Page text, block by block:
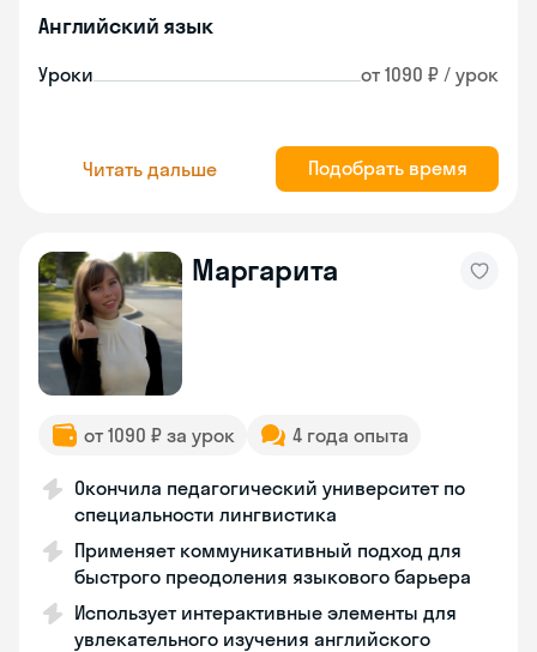
Английский язык
Уроки от 1090 ₽ / урок
Читать дальше Подобрать время
Маргарита
от 1090 ₽ за урок 4 года опыта
Окончила педагогический университет по
специальности лингвистика
Применяет коммуникативный подход для
быстрого преодоления языкового барьера
Использует интерактивные элементы для
увлекательного изучения английского